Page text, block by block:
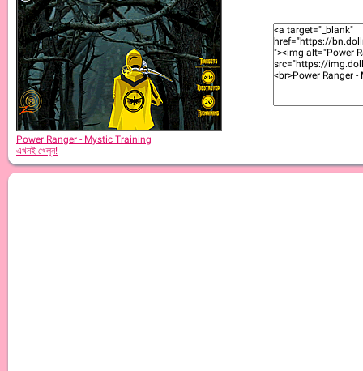
Power Ranger - Mystic Training
এখনই খেলুন!